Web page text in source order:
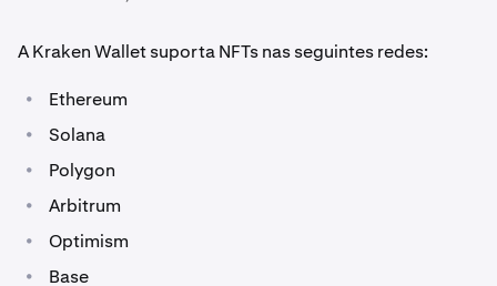
A Kraken Wallet suporta NFTs nas seguintes redes:
• Ethereum
• Solana
• Polygon
• Arbitrum
• Optimism
• Base